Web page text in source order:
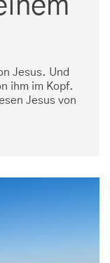
Jesus. Und
ihm im Kopf.
Jesus von